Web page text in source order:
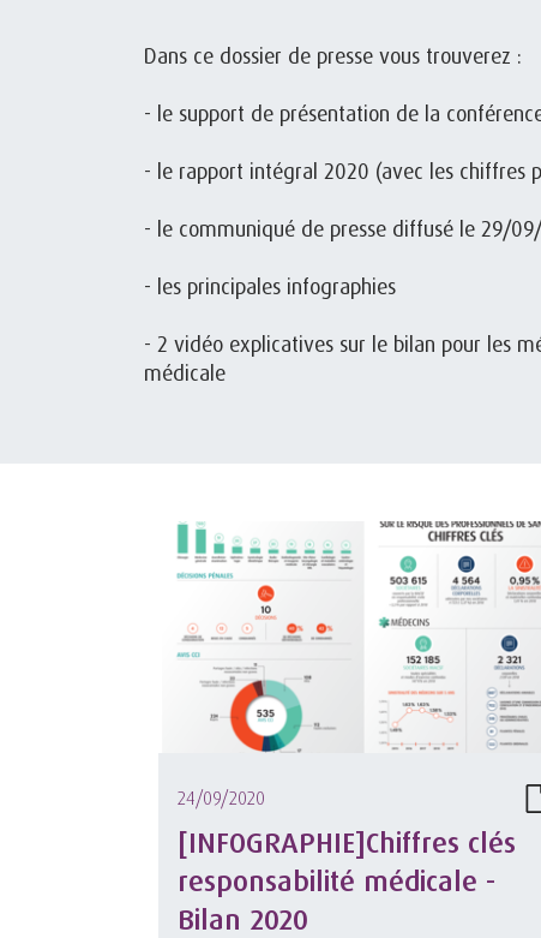
Dans ce dossier de presse vous trouverez :
- le support de présentation de la
- le rapport intégral 2020 (avec les chiffres
- le communiqué de presse diffusé le 29/
- les principales infographies
- 2 vidéo explicatives sur le bilan pour les
médicale
24/09/2020
[INFOGRAPHIE]Chiffres clés
responsabilité médicale -
Bilan 2020